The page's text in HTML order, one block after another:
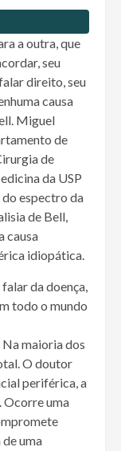
a outra, que
seu
direito, seu
causa
Miguel
de
de
da USP
espectro da
de Bell,
causa
idiopática.
da doença,
todo o mundo
maioria dos
O doutor
periférica, a
Ocorre uma
uma